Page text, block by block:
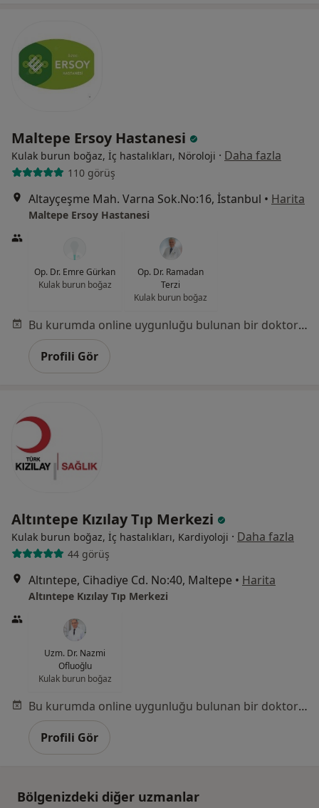
Maltepe Ersoy Hastanesi
Kulak burun boğaz, İç hastalıkları, Nöroloji · Daha fazla
110 görüş
Altayçeşme Mah. Varna Sok.No:16, İstanbul • Harita
Maltepe Ersoy Hastanesi
Op. Dr. Emre Gürkan
Kulak burun boğaz
Op. Dr. Ramadan
Terzi
Kulak burun boğaz
Bu kurumda online uygunluğu bulunan bir doktor veya uzman bulunamadı
Profili Gör
Altıntepe Kızılay Tıp Merkezi
Kulak burun boğaz, İç hastalıkları, Kardiyoloji · Daha fazla
44 görüş
Altıntepe, Cihadiye Cd. No:40, Maltepe • Harita
Altıntepe Kızılay Tıp Merkezi
Uzm. Dr. Nazmi
Ofluoğlu
Kulak burun boğaz
Bu kurumda online uygunluğu bulunan bir doktor veya uzman bulunamadı
Profili Gör
Bölgenizdeki diğer uzmanlar